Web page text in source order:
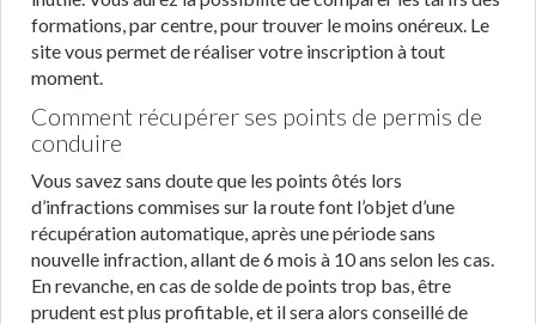
formations, par centre, pour trouver le moins onéreux. Le
site vous permet de réaliser votre inscription à tout
moment.
Comment récupérer ses points de permis de
conduire
Vous savez sans doute que les points ôtés lors
d’infractions commises sur la route font l’objet d’une
récupération automatique, après une période sans
nouvelle infraction, allant de 6 mois à 10 ans selon les cas.
En revanche, en cas de solde de points trop bas, être
prudent est plus profitable, et il sera alors conseillé de